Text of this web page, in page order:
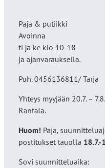
Paja & putiikki
Avoinna
ti ja ke klo 10-18
ja ajanvarauksella.
Puh. 0456136811/ Tarja
Yhteys myyjään 20.7. –
Rantala.
Huom! Paja,
postitukset tauolla 18.7.-
Sovi suunnitteluaika: